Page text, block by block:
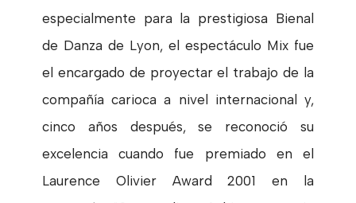
especialmente para la prestigiosa Bienal
de Danza de Lyon, el espectáculo Mix fue
el encargado de proyectar el trabajo de la
compañía carioca a nivel internacional y,
cinco años después, se reconoció su
excelencia cuando fue premiado en el
Laurence Olivier Award 2001 en la